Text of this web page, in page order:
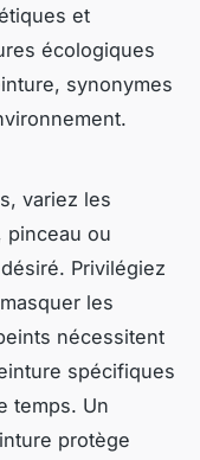
et
écologiques
synonymes
variez les
pinceau ou
Privilégiez
les
nécessitent
spécifiques
temps. Un
protège